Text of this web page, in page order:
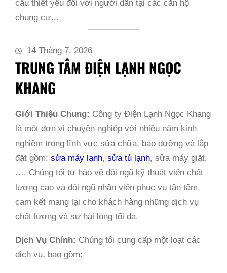
cầu thiết yếu đối với người dân tại các căn hộ
chung cư…
14 Tháng 7, 2026
TRUNG TÂM ĐIỆN LẠNH NGỌC
KHANG
Giới Thiệu Chung: Công ty Điện Lạnh Ngọc Khang
là một đơn vị chuyên nghiệp với nhiều năm kinh
nghiệm trong lĩnh vực sửa chữa, bảo dưỡng và lắp
đặt gồm: sửa máy lạnh, sửa tủ lạnh, sửa máy giặt,
…. Chúng tôi tự hào về đội ngũ kỹ thuật viên chất
lượng cao và đội ngũ nhân viên phục vụ tận tâm,
cam kết mang lại cho khách hàng những dịch vụ
chất lượng và sự hài lòng tối đa.
Dịch Vụ Chính: Chúng tôi cung cấp một loạt các
dịch vụ, bao gồm: